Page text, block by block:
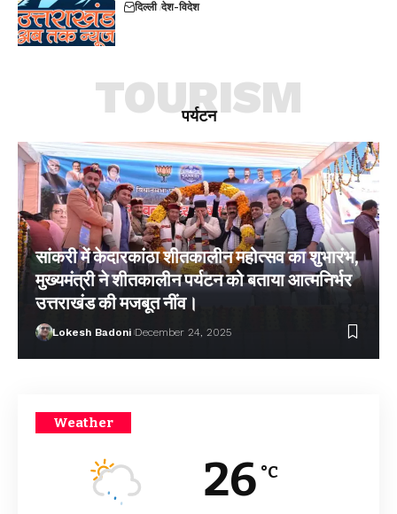
दिल्ली देश-विदेश
पर्यटन
TOURISM
सांकरी में केदारकांठा शीतकालीन महोत्सव का शुभारंभ,
मुख्यमंत्री ने शीतकालीन पर्यटन को बताया आत्मनिर्भर
उत्तराखंड की मजबूत नींव।
Lokesh Badoni December 24, 2025
Weather
26 °C